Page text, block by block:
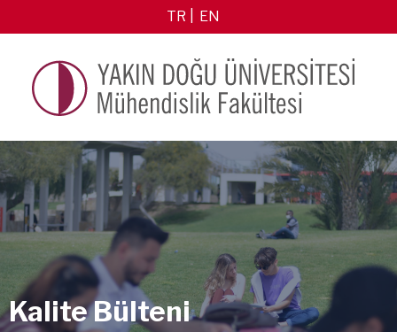
TR EN
Kalite Bülteni